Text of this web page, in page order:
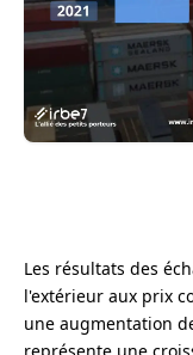
Les résultats des
l'extérieur aux prix
une augmentation